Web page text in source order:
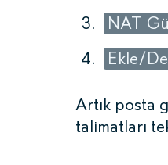
NAT
Ekle/
Artık posta
talimatları